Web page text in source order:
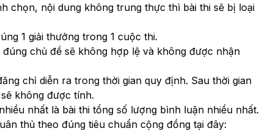
chọn, nội dung không trung thực thì bài thi sẽ bị loại
1 giải thưởng trong 1 cuộc thi.
chủ đề sẽ không hợp lệ và không được nhận
chỉ diễn ra trong thời gian quy định. Sau thời gian
không được tính.
nhất là bài thi tổng số lượng bình luận nhiều nhất.